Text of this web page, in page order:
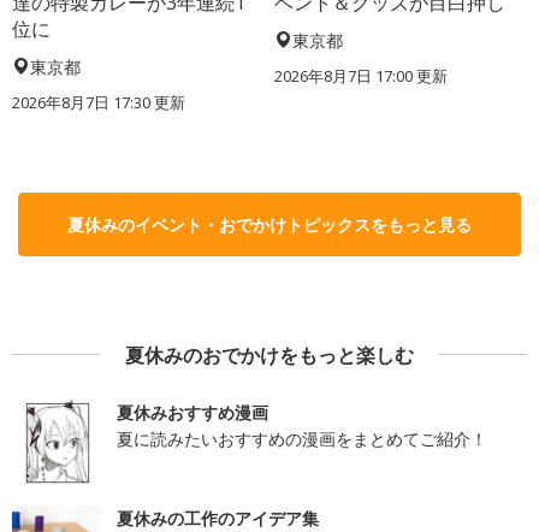
位に
東京都
2026年8月7日 17:30更新
東京都
2026年8月7日 17:00更新
夏休みのイベント・おでかけトピックスをもっと見る
夏休みのおでかけをもっと楽しむ
夏休みおすすめ漫画
夏に読みたいおすすめの漫画をまとめてご紹介！
夏休みの工作のアイデア集